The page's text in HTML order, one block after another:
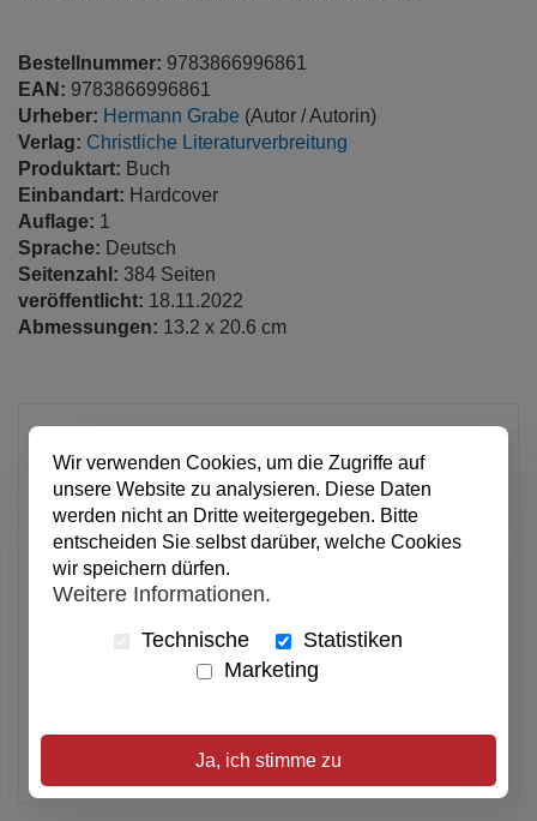
Bestellnummer: 9783866996861
EAN: 9783866996861
Urheber: Hermann Grabe (Autor / Autorin)
Verlag: Christliche Literaturverbreitung
Produktart: Buch
Einbandart: Hardcover
Auflage: 1
Sprache: Deutsch
Seitenzahl: 384 Seiten
veröffentlicht: 18.11.2022
Abmessungen: 13.2 x 20.6 cm
12,90 €
Anzahl
In den Warenkorb
Alle Preise inkl. MwSt.
Wir verwenden Cookies, um die Zugriffe auf
unsere Website zu analysieren. Diese Daten
werden nicht an Dritte weitergegeben. Bitte
entscheiden Sie selbst darüber, welche Cookies
wir speichern dürfen.
Weitere Informationen.
Technische
Statistiken
Marketing
Ja, ich stimme zu